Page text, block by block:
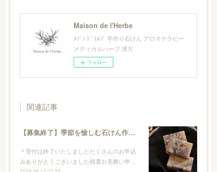
Maison de l'Herbe
ﾒｿﾞﾝ ﾄﾞ ｴﾙﾌﾞ 手作り石けん アロマテラピー
メディカルハーブ 漢方
フォロー
関連記事
【募集終了】季節を愉しむ石けん作り / 9月 マカデミアのココナツクリーム石けん
＊受付は終了いたしましたたくさんのお申込
みありがとうございました残暑お見舞い申…